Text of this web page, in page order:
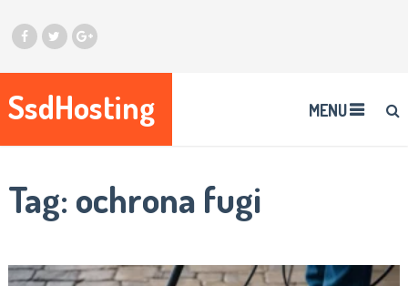
SsdHosting MENU
Tag: ochrona fugi